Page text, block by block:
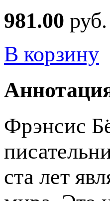
981.00 руб.
В корзину
Фрэнсис
ста лет